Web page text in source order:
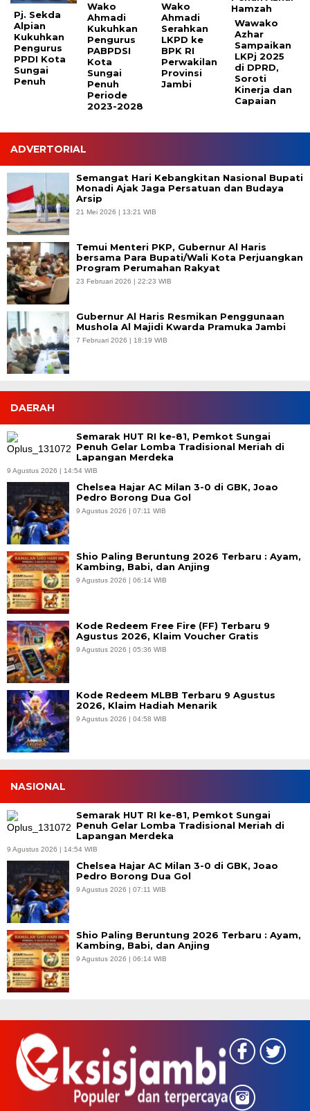
Pj. Sekda
Alpian
Kukuhkan
Pengurus
PPDI Kota
Sungai
Penuh
Wako
Ahmadi
Kukuhkan
Pengurus
PABPDSI
Kota
Sungai
Penuh
Periode
2023-2028
Wako
Ahmadi
Serahkan
LKPD ke
BPK RI
Perwakilan
Provinsi
Jambi
Wawako
Azhar
Sampaikan
LKPj 2025
di DPRD,
Soroti
Kinerja dan
Capaian
ADVERTORIAL
Semangat Hari Kebangkitan Nasional Bupati
Monadi Ajak Jaga Persatuan dan Budaya
Arsip
21 Mei 2026 | 13:21 WIB
Temui Menteri PKP, Gubernur Al Haris
bersama Para Bupati/Wali Kota Perjuangkan
Program Perumahan Rakyat
23 Februari 2026 | 22:23 WIB
Gubernur Al Haris Resmikan Penggunaan
Mushola Al Majidi Kwarda Pramuka Jambi
7 Februari 2026 | 18:19 WIB
DAERAH
Semarak HUT RI ke-81, Pemkot Sungai
Penuh Gelar Lomba Tradisional Meriah di
Lapangan Merdeka
9 Agustus 2026 | 14:54 WIB
Chelsea Hajar AC Milan 3-0 di GBK, Joao
Pedro Borong Dua Gol
9 Agustus 2026 | 07:11 WIB
Shio Paling Beruntung 2026 Terbaru : Ayam,
Kambing, Babi, dan Anjing
9 Agustus 2026 | 06:14 WIB
Kode Redeem Free Fire (FF) Terbaru 9
Agustus 2026, Klaim Voucher Gratis
9 Agustus 2026 | 05:36 WIB
Kode Redeem MLBB Terbaru 9 Agustus
2026, Klaim Hadiah Menarik
9 Agustus 2026 | 04:58 WIB
NASIONAL
Semarak HUT RI ke-81, Pemkot Sungai
Penuh Gelar Lomba Tradisional Meriah di
Lapangan Merdeka
9 Agustus 2026 | 14:54 WIB
Chelsea Hajar AC Milan 3-0 di GBK, Joao
Pedro Borong Dua Gol
9 Agustus 2026 | 07:11 WIB
Shio Paling Beruntung 2026 Terbaru : Ayam,
Kambing, Babi, dan Anjing
9 Agustus 2026 | 06:14 WIB